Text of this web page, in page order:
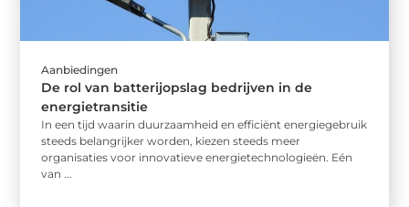
Aanbiedingen
De rol van batterijopslag bedrijven in de
energietransitie
In een tijd waarin duurzaamheid en efficiënt energiegebruik
steeds belangrijker worden, kiezen steeds meer
organisaties voor innovatieve energietechnologieën. Eén
van ...